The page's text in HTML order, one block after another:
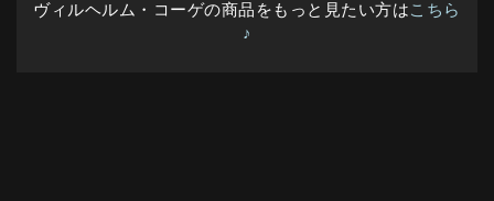
ヴィルヘルム・コーゲの商品をもっと見たい方は こちら
♪